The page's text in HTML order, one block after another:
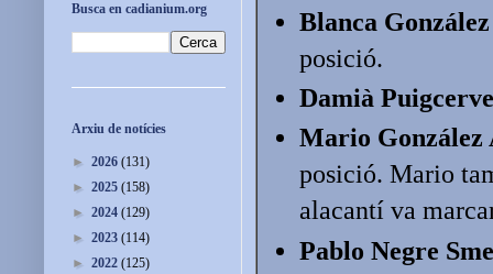
Blanca
posició.
Damià
Mario González
posició. Mario
alacantí va
Pablo Negre
Busca en cadianium.org
Arxiu de notícies
► 2026 (131)
► 2025 (158)
► 2024 (129)
► 2023 (114)
► 2022 (125)